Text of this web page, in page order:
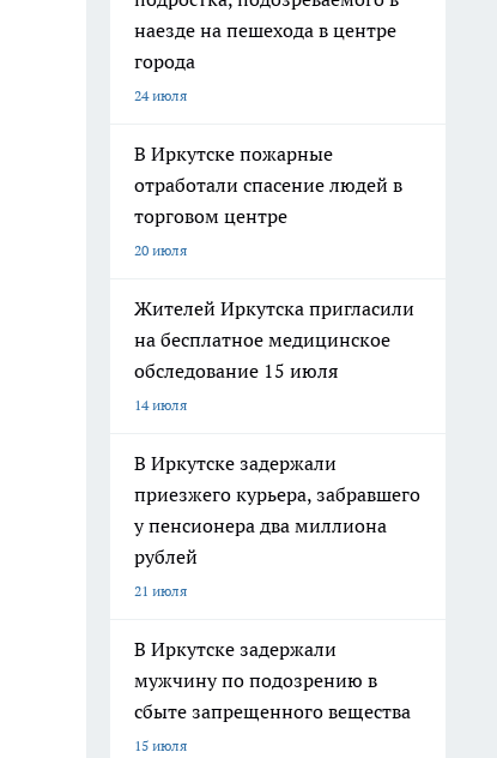
наезде на пешехода в центре
города
24 июля
В Иркутске пожарные
отработали спасение людей в
торговом центре
20 июля
Жителей Иркутска пригласили
на бесплатное медицинское
обследование 15 июля
14 июля
В Иркутске задержали
приезжего курьера, забравшего
у пенсионера два миллиона
рублей
21 июля
В Иркутске задержали
мужчину по подозрению в
сбыте запрещенного вещества
15 июля